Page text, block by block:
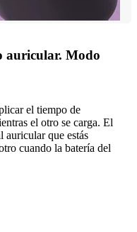
auricular. Modo
el tiempo de
el otro se carga. El
auricular que estás
cuando la batería del